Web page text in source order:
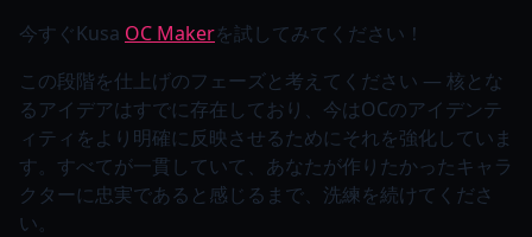
今すぐKusa OC Makerを試してみてください！
この段階を仕上げのフェーズと考えてください — 核とな
るアイデアはすでに存在しており、今はOCのアイデンテ
ィティをより明確に反映させるためにそれを強化していま
す。すべてが一貫していて、あなたが作りたかったキャラ
クターに忠実であると感じるまで、洗練を続けてくださ
い。